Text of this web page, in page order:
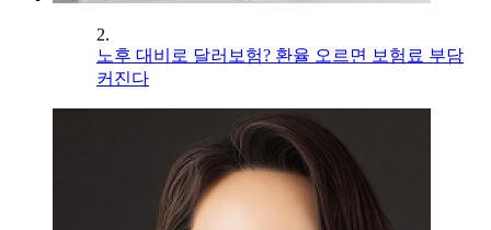
2.
노후 대비로 달러보험? 환율 오르면 보험료 부담
커진다